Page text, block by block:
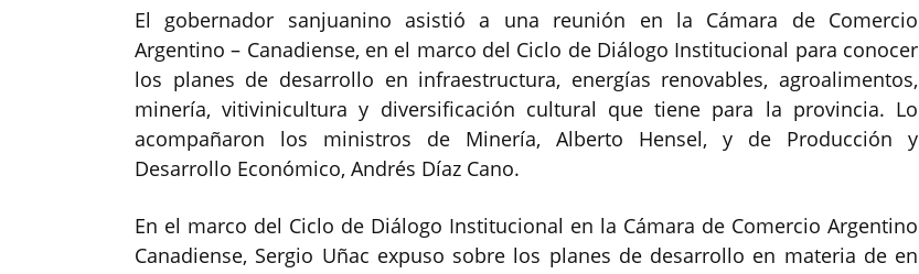
El gobernador sanjuanino asistió a una reunión en la Cámara de Comercio
Argentino – Canadiense, en el marco del Ciclo de Diálogo Institucional para conocer
los planes de desarrollo en infraestructura, energías renovables, agroalimentos,
minería, vitivinicultura y diversificación cultural que tiene para la provincia. Lo
acompañaron los ministros de Minería, Alberto Hensel, y de Producción y
Desarrollo Económico, Andrés Díaz Cano.
En el marco del Ciclo de Diálogo Institucional en la Cámara de Comercio Argentino
Canadiense, Sergio Uñac expuso sobre los planes de desarrollo en materia de en